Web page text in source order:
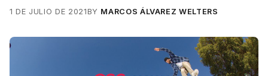
1 DE JULIO DE 2021BY MARCOS ÁLVAREZ WELTERS